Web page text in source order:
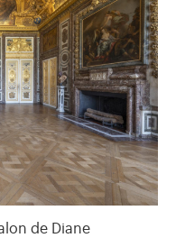
de Diane